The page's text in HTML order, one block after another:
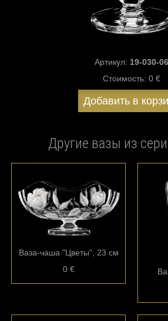
Артикул: 19-030-06
Стоимость: 0 €
Добавить в
Другие вазы из
Ваза-чаша "Цветы", 23 см
0 €